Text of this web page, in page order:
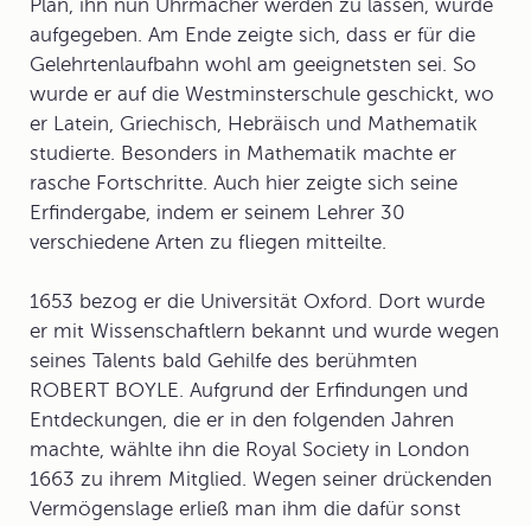
Plan, ihn nun Uhrmacher werden zu lassen, wurde
aufgegeben. Am Ende zeigte sich, dass er für die
Gelehrtenlaufbahn wohl am geeignetsten sei. So
wurde er auf die Westminsterschule geschickt, wo
er Latein, Griechisch, Hebräisch und Mathematik
studierte. Besonders in Mathematik machte er
rasche Fortschritte. Auch hier zeigte sich seine
Erfindergabe, indem er seinem Lehrer 30
verschiedene Arten zu fliegen mitteilte.
1653 bezog er die Universität Oxford. Dort wurde
er mit Wissenschaftlern bekannt und wurde wegen
seines Talents bald Gehilfe des berühmten
ROBERT BOYLE. Aufgrund der Erfindungen und
Entdeckungen, die er in den folgenden Jahren
machte, wählte ihn die Royal Societyin London
1663 zu ihrem Mitglied. Wegen seiner drückenden
Vermögenslage erließ man ihm die dafür sonst